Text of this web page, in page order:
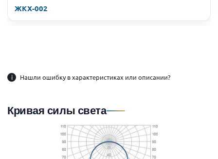
ЖКХ-002
i Нашли ошибку в характеристиках или описании?
Кривая силы света